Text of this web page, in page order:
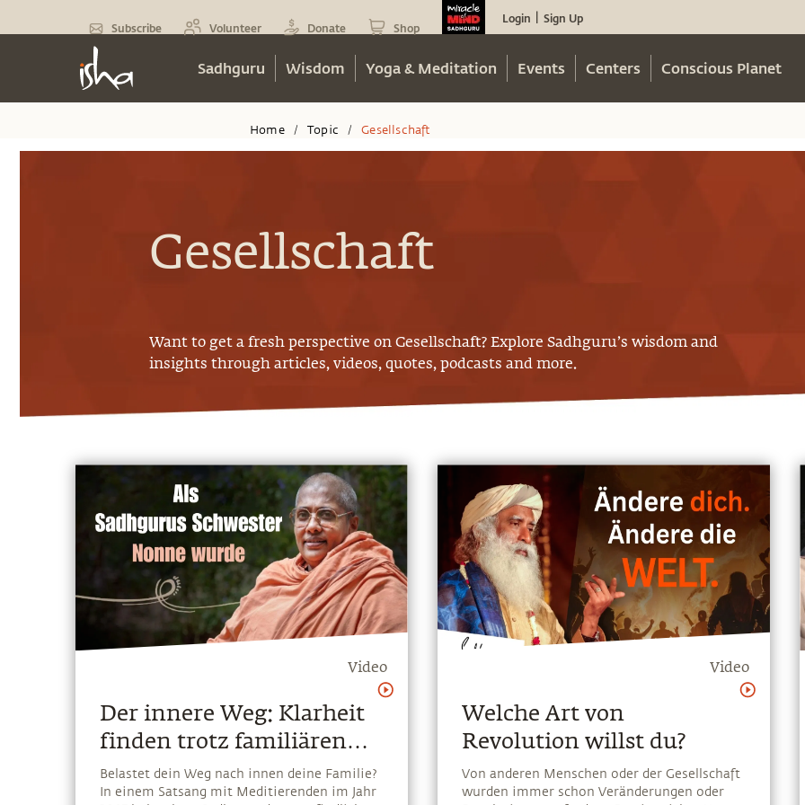
Subscribe Volunteer Donate Shop
Login Sign Up
Sadhguru Wisdom Yoga & Meditation Events Centers Conscious Planet
Home / Topic / Gesellschaft
Gesellschaft
Want to get a fresh perspective onGesellschaft? Explore Sadhguru’s wisdom and
insights through articles, videos, quotes, podcasts and more.
Video
Der innere Weg: Klarheit
finden trotz familiären
Widerstands
Belastet dein Weg nach innen deine Familie?
In einem Satsang mit Meditierenden im Jahr
Video
Welche Art von
Revolution willst du?
Von anderen Menschen oder der Gesellschaft
wurden immer schon Veränderungen oder